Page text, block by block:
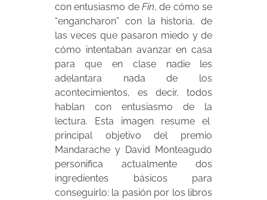
con entusiasmo de Fin, de cómo se
“engancharon” con la historia, de
las veces que pasaron miedo y de
cómo intentaban avanzar en casa
para que en clase nadie les
adelantara nada de los
acontecimientos, es decir, todos
hablan con entusiasmo de la
lectura. Esta imagen resume el
principal objetivo del premio
Mandarache y David Monteagudo
personifica actualmente dos
ingredientes básicos para
conseguirlo: la pasión por los libros